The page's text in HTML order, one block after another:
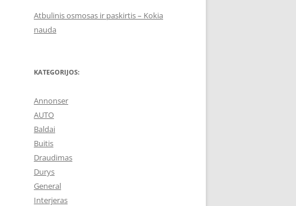
Atbulinis osmosas ir paskirtis – Kokia
nauda
KATEGORIJOS:
Annonser
AUTO
Baldai
Buitis
Draudimas
Durys
General
Interjeras